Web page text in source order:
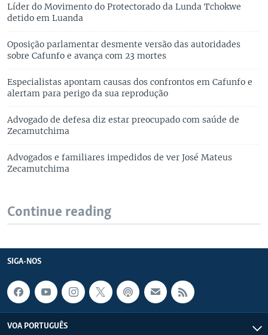
Líder do Movimento do Protectorado da Lunda Tchokwe
detido em Luanda
Oposição parlamentar desmente versão das autoridades
sobre Cafunfo e avança com 23 mortes
Especialistas apontam causas dos confrontos em Cafunfo e
alertam para perigo da sua reprodução
Advogado de defesa diz estar preocupado com saúde de
Zecamutchima
Advogados e familiares impedidos de ver José Mateus
Zecamutchima
Continue reading
SIGA-NOS
VOA PORTUGUÊS